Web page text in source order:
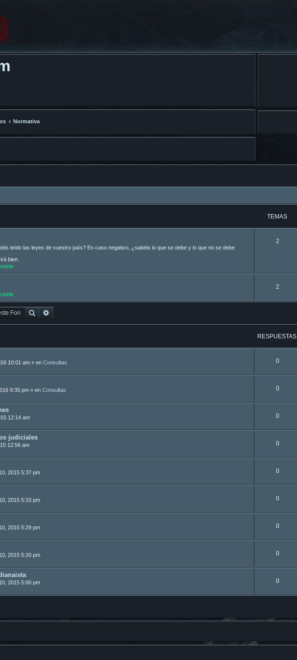
Normativa
TEMAS
leído las leyes de vuestro país? En caso negativo, ¿sabéis lo que se debe y lo que no se debe
bien.
2
2
Buscar
RESPUESTAS
10:01 am » en Consultas 0
9:35 pm » en Consultas 0
12:14 am 0
judiciales
12:56 am 0
2015 5:37 pm 0
2015 5:33 pm 0
2015 5:29 pm 0
2015 5:20 pm 0
2015 5:00 pm 0